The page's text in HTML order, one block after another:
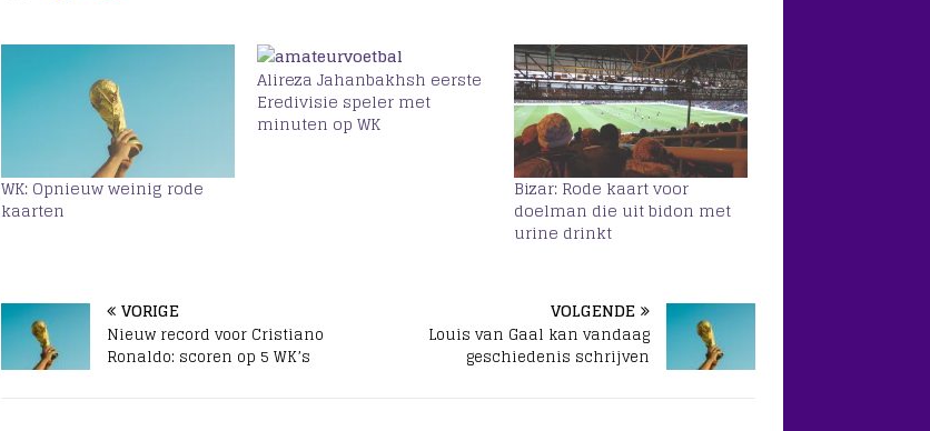
WK: Opnieuw weinig rode
kaarten
Alireza Jahanbakhsh eerste
Eredivisie speler met
minuten op WK
Bizar: Rode kaart voor
doelman die uit bidon met
urine drinkt
VORIGE
Nieuw record voor Cristiano
Ronaldo: scoren op 5 WK’s
VOLGENDE
Louis van Gaal kan vandaag
geschiedenis schrijven